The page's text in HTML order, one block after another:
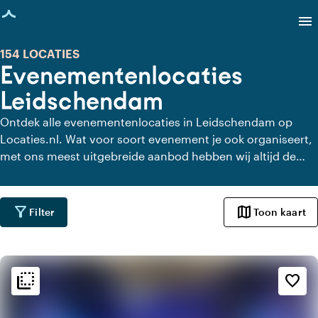
geladen
menu
Evenementenlocaties
Leidschendam
154 LOCATIES
Ontdek alle evenementenlocaties in Leidschendam op
Locaties.nl. Wat voor soort evenement je ook organiseert,
met ons meest uitgebreide aanbod hebben wij altijd de
filter_alt Filter map Toon kaart
flip_to_back favorite_border
flip_to_back Sfeer en esthetiek
factory
Industrieel